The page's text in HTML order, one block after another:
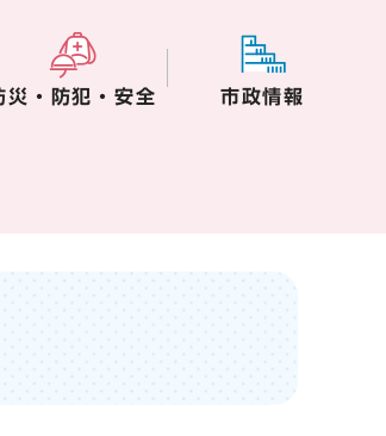
災・防犯・安全 市政情報